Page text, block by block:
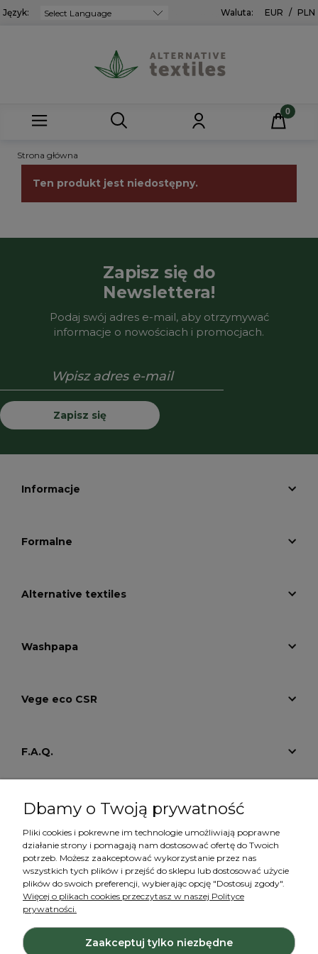
Język: Waluta: EUR / PLN
Strona główna
Ten produkt jest niedostępny.
Zapisz się do
Newslettera!
Podaj swój adres e-mail, aby otrzymywać
informacje o nowościach i promocjach.
Zapisz się
Informacje
Formalne
Alternative textiles
Washpapa
Vege eco CSR
F.A.Q.
Tutoriale
Konto
Dbamy o Twoją prywatność
Pliki cookies i pokrewne im technologie umożliwiają poprawne
działanie strony i pomagają nam dostosować ofertę do Twoich
potrzeb. Możesz zaakceptować wykorzystanie przez nas
wszystkich tych plików i przejść do sklepu lub dostosować użycie
plików do swoich preferencji, wybierając opcję "Dostosuj zgody".
Więcej o plikach cookies przeczytasz w naszej Polityce
prywatności.
Zaakceptuj tylko niezbędne